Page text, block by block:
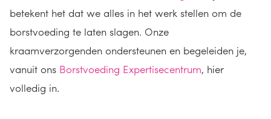
betekent het dat we alles in het werk stellen om de
borstvoeding te laten slagen. Onze
kraamverzorgenden ondersteunen en begeleiden je,
vanuit ons Borstvoeding Expertisecentrum, hier
volledig in.